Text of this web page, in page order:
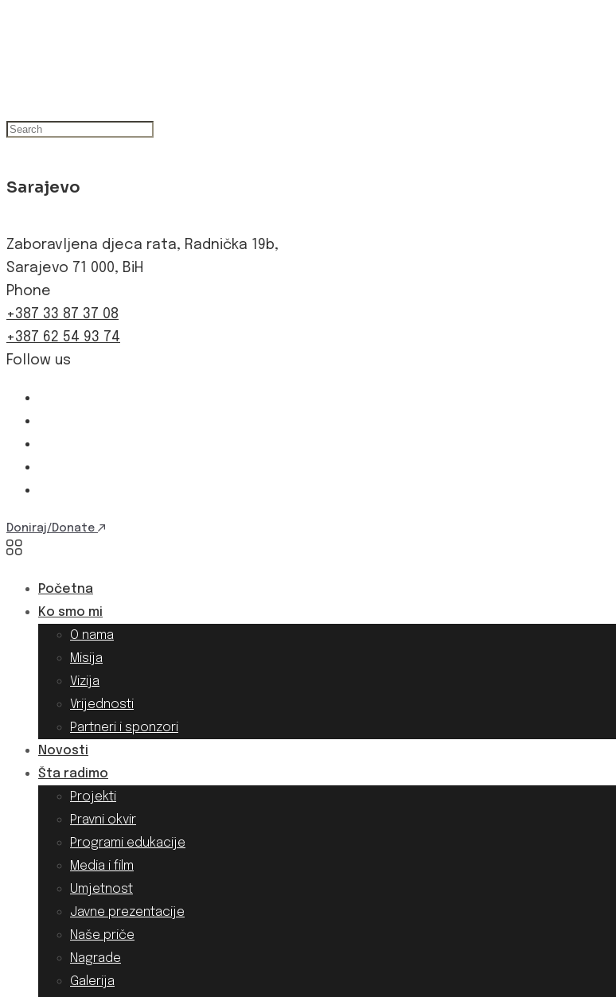
Sarajevo
Zaboravljena djeca rata, Radnička 19b,
Sarajevo 71 000, BiH
Phone
+387 33 87 37 08
+387 62 54 93 74
Follow us
Doniraj/Donate
Početna
Ko smo mi
O nama
Misija
Vizija
Vrijednosti
Partneri i sponzori
Novosti
Šta radimo
Projekti
Pravni okvir
Programi edukacije
Media i film
Umjetnost
Javne prezentacije
Naše priče
Nagrade
Galerija